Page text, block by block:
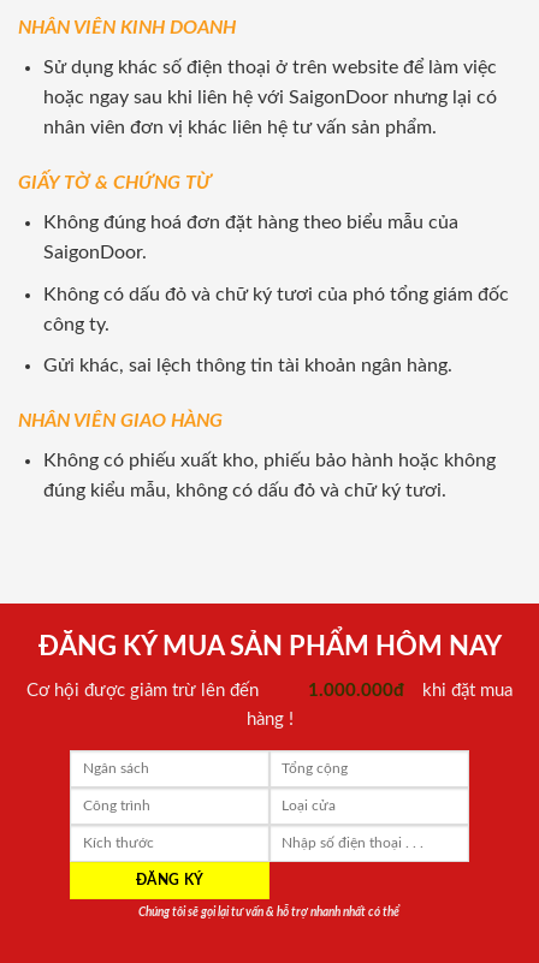
NHÂN VIÊN KINH DOANH
Sử dụng khác số điện thoại ở trên website để làm việc
hoặc ngay sau khi liên hệ với SaigonDoor nhưng lại có
nhân viên đơn vị khác liên hệ tư vấn sản phẩm.
GIẤY TỜ & CHỨNG TỪ
Không đúng hoá đơn đặt hàng theo biểu mẫu của
SaigonDoor.
Không có dấu đỏ và chữ ký tươi của phó tổng giám đốc
công ty.
Gửi khác, sai lệch thông tin tài khoản ngân hàng.
NHÂN VIÊN GIAO HÀNG
Không có phiếu xuất kho, phiếu bảo hành hoặc không
đúng kiểu mẫu, không có dấu đỏ và chữ ký tươi.
ĐĂNG KÝ MUA SẢN PHẨM HÔM NAY
Cơ hội được giảm trừ lên đến 1.000.000đ
khi đặt mua
hàng !
Chúng tôi sẽ gọi lại tư vấn & hỗ trợ nhanh nhất có thể